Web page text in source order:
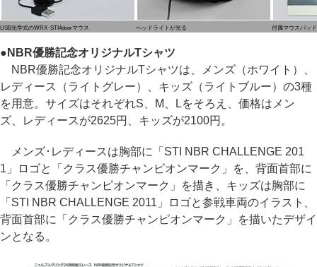
USB光学式のWRX･STI4doorマウス ヘッドライトが光る 付属マウスパッド
● NBR優勝記念オリジナルTシャツ
NBR優勝記念オリジナルTシャツは、メンズ（ホワイト）、
レディース（ライトグレー）、キッズ（ライトブルー）の3種
を用意。サイズはそれぞれS、M、Lをそろえ、価格はメン
ズ、レディースが2625円、キッズが2100円。
メンズ･レディースは胸部に「STI NBR CHALLENGE 201
1」ロゴと「クラス優勝チャンピオンマーク」を、背面首部に
「クラス優勝チャンピオンマーク」を描き、キッズは胸部に
「STI NBR CHALLENGE 2011」ロゴと参戦車両のイラスト、
背面首部に「クラス優勝チャンピオンマーク」を描いたデザイ
ンとなる。